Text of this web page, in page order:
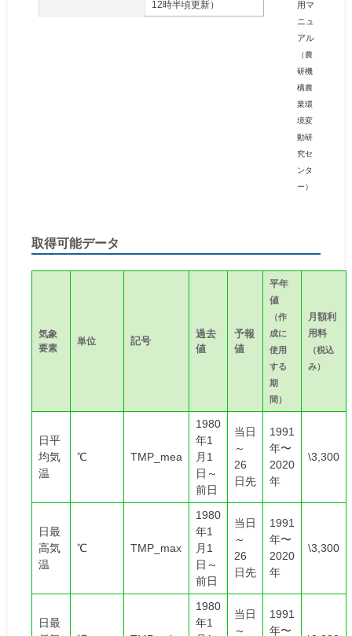
12時半頃更新）
用マ
ニュ
アル
（農
研機
構農
業環
境変
動研
究セ
ンタ
ー）
取得可能データ
気象
要素
単位 記号
過去
値
予報
値
平年
値
（作
成に
使用
する
期
間）
月額利
用料
（税込
み）
日平
均気
温
℃ TMP_mea
1980
年1
月1
日～
前日
当日
～
26
日先
1991
年〜
2020
年
\3,300
日最
高気
温
℃ TMP_max
1980
年1
月1
日～
前日
当日
～
26
日先
1991
年〜
2020
年
\3,300
日最
1980
年1
当日
～
1991
年〜